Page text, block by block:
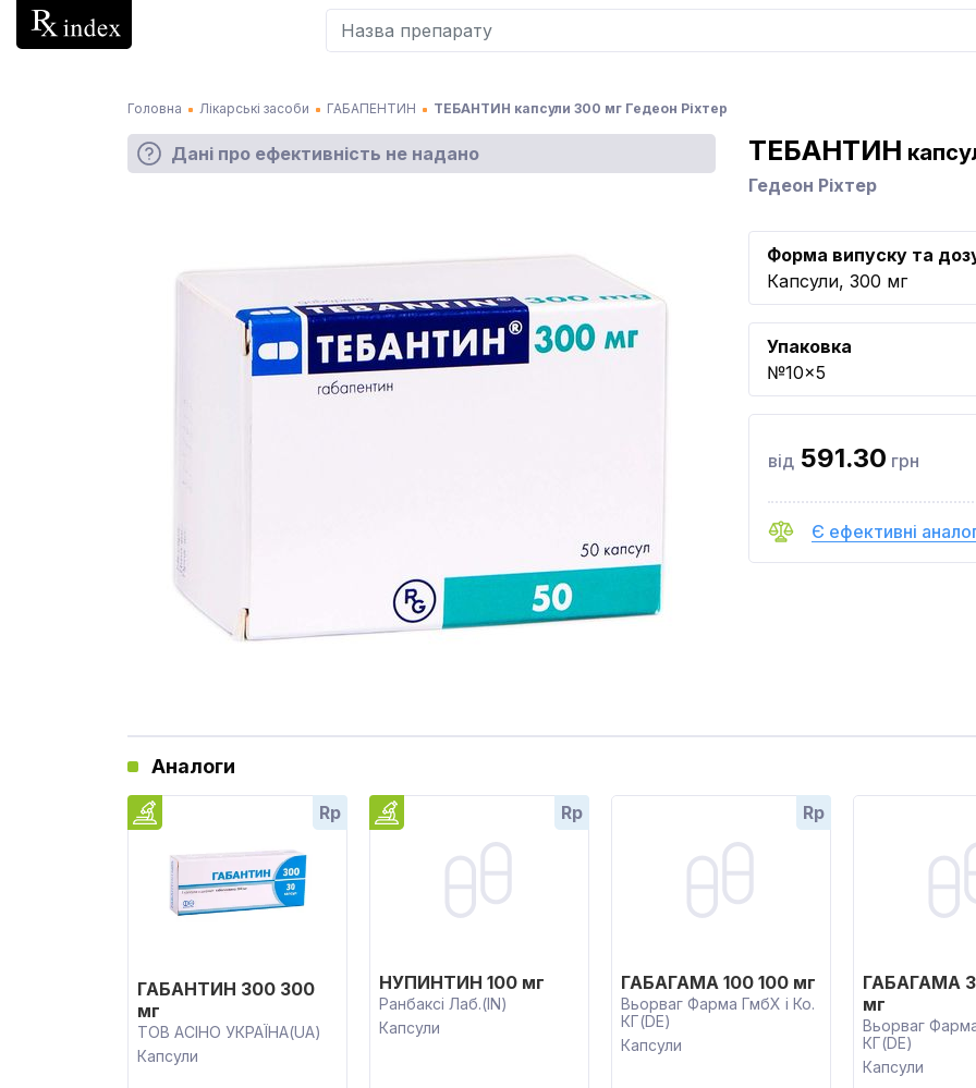
Головна Лікарські засоби ГАБАПЕНТИН ТЕБАНТИН капсули 300 мг Гедеон Ріхтер
Дані про ефективність не надано ТЕБАНТИН
Гедеон Ріхтер
Форма випуску та
Капсули, 300 мг
Упаковка
№10x5
від 591.30 грн
Є ефективні
Аналоги
Rp
ГАБАНТИН 300 300
мг
ТОВ АСІНО УКРАЇНА(UA)
Капсули
Rp
НУПИНТИН 100 мг
Ранбаксі Лаб.(IN)
Капсули
Rp
ГАБАГАМА 100 100 мг
Вьорваг Фарма ГмбХ і Ко.
КГ(DE)
Капсули
ГАБАГАМА
мг
Вьорваг
КГ(DE)
Капсули